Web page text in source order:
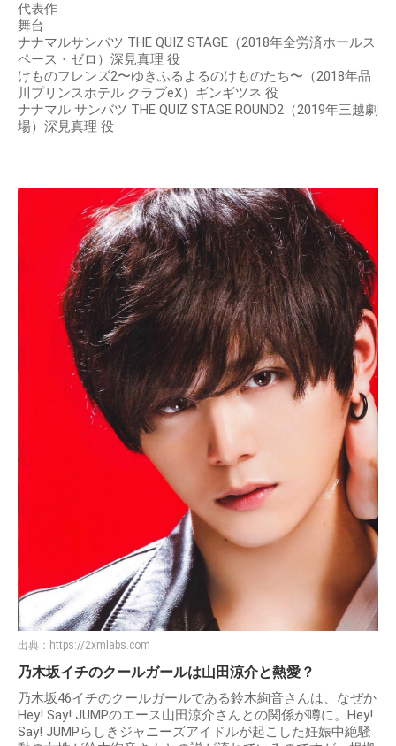
代表作
舞台
ナナマルサンバツ THE QUIZ STAGE（2018年全労済ホールス
ペース・ゼロ）深見真理 役
けものフレンズ2〜ゆきふるよるのけものたち〜（2018年品
川プリンスホテル クラブeX）ギンギツネ 役
ナナマル サンバツ THE QUIZ STAGE ROUND2（2019年三越劇
場）深見真理 役
出典： https://2xmlabs.com
乃木坂イチのクールガールは山田涼介と熱愛？
乃木坂46イチのクールガールである鈴木絢音さんは、なぜか
Hey! Say! JUMPのエース山田涼介さんとの関係が噂に。Hey!
Say! JUMPらしきジャニーズアイドルが起こした妊娠中絶騒